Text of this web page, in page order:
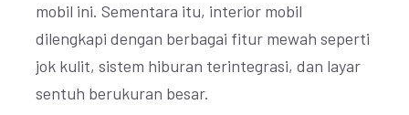
mobil ini. Sementara itu, interior mobil
dilengkapi dengan berbagai fitur mewah seperti
jok kulit, sistem hiburan terintegrasi, dan layar
sentuh berukuran besar.